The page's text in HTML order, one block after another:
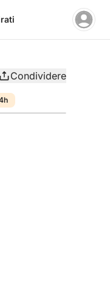
Condividere